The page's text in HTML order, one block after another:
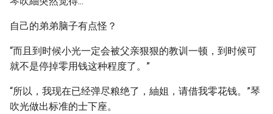
自己的弟弟脑子有点怪？
“而且到时候小光一定会被父亲狠狠的教训一顿，到时候可
就不是停掉零用钱这种程度了。”
“所以，我现在已经弹尽粮绝了，紬姐，请借我零花钱。”琴
吹光做出标准的士下座。